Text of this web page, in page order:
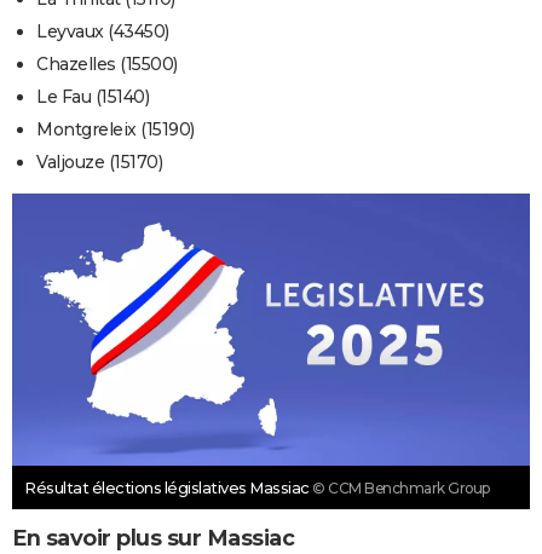
Leyvaux (43450)
Chazelles (15500)
Le Fau (15140)
Montgreleix (15190)
Valjouze (15170)
Résultat élections législatives Massiac © CCM Benchmark Group
En savoir plus sur Massiac